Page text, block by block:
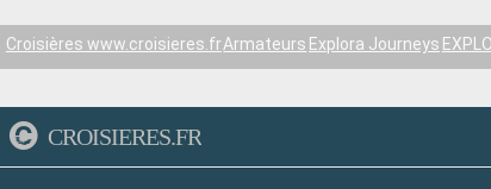
Croisières www.croisieres.frArmateurs Explora Journeys
CROISIERES.FR